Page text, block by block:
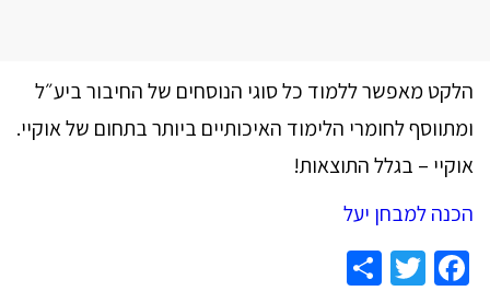
הלקט מאפשר ללמוד כל סוגי הנוסחים של החיבור ביע״ל
ומתווסף לחומרי הלימוד האיכותיים ביותר בתחום של אוקיי.
אוקיי – בגלל התוצאות!
הכנה למבחן יעל
Facebook
Twitter